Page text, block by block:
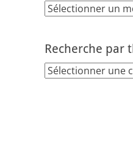
Archives
Recherche par
Recherche